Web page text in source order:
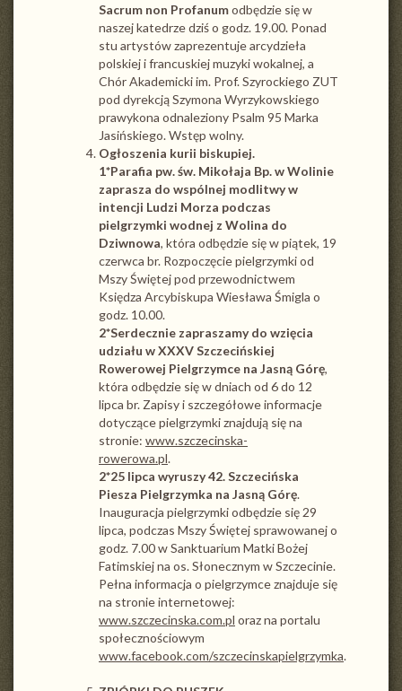
Sacrum non Profanumodbędzie się w
naszej katedrze dziś o godz. 19.00. Ponad
stu artystów zaprezentuje arcydzieła
polskiej i francuskiej muzyki wokalnej, a
Chór Akademicki im. Prof. Szyrockiego ZUT
pod dyrekcją Szymona Wyrzykowskiego
prawykona odnaleziony Psalm 95 Marka
Jasińskiego. Wstęp wolny.
Ogłoszenia kurii biskupiej.
1*Parafia pw. św. Mikołaja Bp. w Wolinie
zaprasza do wspólnej modlitwy w
intencji Ludzi Morza podczas
pielgrzymki wodnej z Wolina do
Dziwnowa, która odbędzie się w piątek, 19
czerwca br. Rozpoczęcie pielgrzymki od
Mszy Świętej pod przewodnictwem
Księdza Arcybiskupa Wiesława Śmigla o
godz. 10.00.
2*Serdecznie zapraszamy do wzięcia
udziału w XXXV Szczecińskiej
Rowerowej Pielgrzymce na Jasną Górę,
która odbędzie się w dniach od 6 do 12
lipca br. Zapisy i szczegółowe informacje
dotyczące pielgrzymki znajdują się na
stronie: www.szczecinska-
rowerowa.pl.
2*25 lipca wyruszy 42. Szczecińska
Piesza Pielgrzymka na Jasną Górę.
Inauguracja pielgrzymki odbędzie się 29
lipca, podczas Mszy Świętej sprawowanej o
godz. 7.00 w Sanktuarium Matki Bożej
Fatimskiej na os. Słonecznym w Szczecinie.
Pełna informacja o pielgrzymce znajduje się
na stronie internetowej:
www.szczecinska.com.pl oraz na portalu
społecznościowym
www.facebook.com/szczecinskapielgrzymka.